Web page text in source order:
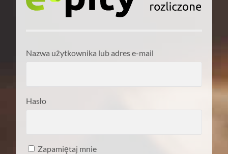
Nazwa użytkownika lub adres e-mail
Hasło
Zapamiętaj mnie